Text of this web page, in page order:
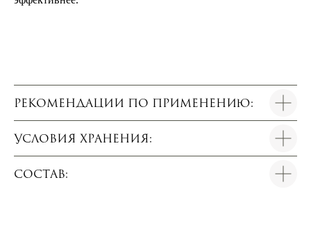
РЕКОМЕНДАЦИИ ПО ПРИМЕНЕНИЮ:
УСЛОВИЯ ХРАНЕНИЯ:
СОСТАВ: